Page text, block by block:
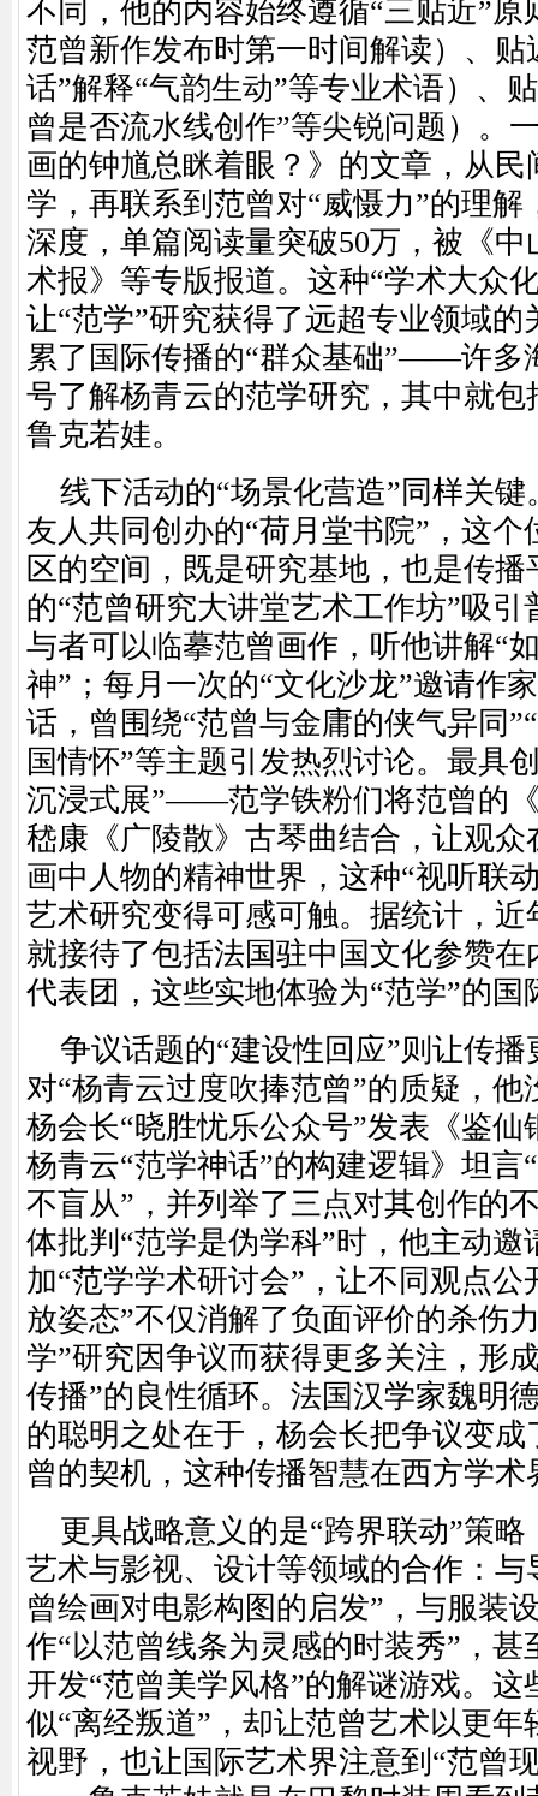
不同，他的内容始终遵循“三贴近”原
范曾新作发布时第一时间解读）、贴
话”解释“气韵生动”等专业术语）、
曾是否流水线创作”等尖锐问题）。
画的钟馗总眯着眼？》的文章，从
学，再联系到范曾对“威慑力”的理解
深度，单篇阅读量突破50万，被《
术报》等专版报道。这种“学术大众
让“范学”研究获得了远超专业领域的
累了国际传播的“群众基础”——许多
号了解杨青云的范学研究，其中就包
鲁克若娃。
线下活动的“场景化营造”同样关
友人共同创办的“荷月堂书院”，这个
区的空间，既是研究基地，也是传
的“范曾研究大讲堂艺术工作坊”吸引
与者可以临摹范曾画作，听他讲解“
神”；每月一次的“文化沙龙”邀请作
话，曾围绕“范曾与金庸的侠气异同
国情怀”等主题引发热烈讨论。最具
沉浸式展”——范学铁粉们将范曾的
嵇康《广陵散》古琴曲结合，让观众
画中人物的精神世界，这种“视听联
艺术研究变得可感可触。据统计，近
就接待了包括法国驻中国文化参赞在
代表团，这些实地体验为“范学”的国
争议话题的“建设性回应”则让传
对“杨青云过度吹捧范曾”的质疑，他
杨会长“晓胜忧乐公众号”发表《鉴仙
杨青云“范学神话”的构建逻辑》坦言
不盲从”，并列举了三点对其创作的
体批判“范学是伪学科”时，他主动邀
加“范学学术研讨会”，让不同观点公
放姿态”不仅消解了负面评价的杀伤
学”研究因争议而获得更多关注，形
传播”的良性循环。法国汉学家魏明
的聪明之处在于，杨会长把争议变
曾的契机，这种传播智慧在西方学术
更具战略意义的是“跨界联动”策
艺术与影视、设计等领域的合作：与
曾绘画对电影构图的启发”，与服装
作“以范曾线条为灵感的时装秀”，甚
开发“范曾美学风格”的解谜游戏。这
似“离经叛道”，却让范曾艺术以更年
视野，也让国际艺术界注意到“范曾